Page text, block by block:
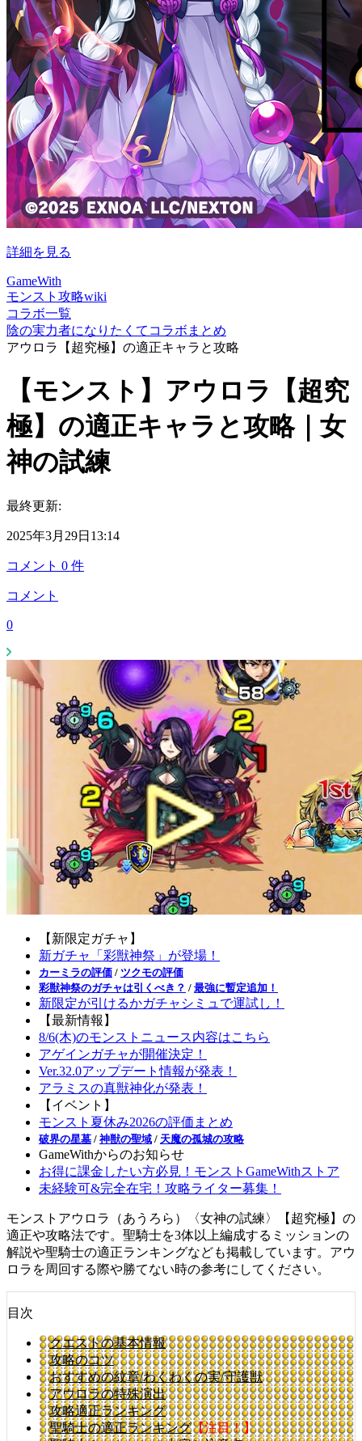
詳細を見る
GameWith
モンスト攻略wiki
コラボ一覧
陰の実力者になりたくてコラボまとめ
アウロラ【超究極】の適正キャラと攻略
【モンスト】アウロラ【超究
極】の適正キャラと攻略｜女
神の試練
最終更新:
2025年3月29日13:14
コメント 0 件
コメント
0
【新限定ガチャ】
新ガチャ「彩獣神祭」が登場！
カーミラの評価 / ツクモの評価
彩獣神祭のガチャは引くべき？ / 最強に暫定追加！
新限定が引けるかガチャシミュで運試し！
【最新情報】
8/6(木)のモンストニュース内容はこちら
アゲインガチャが開催決定！
Ver.32.0アップデート情報が発表！
アラミスの真獣神化が発表！
【イベント】
モンスト夏休み2026の評価まとめ
破界の星墓 / 神獣の聖域 / 天魔の孤城の攻略
GameWithからのお知らせ
お得に課金したい方必見！モンストGameWithストア
未経験可&完全在宅！攻略ライター募集！
モンストアウロラ（あうろら）〈女神の試練〉【超究極】の
適正や攻略法です。聖騎士を3体以上編成するミッションの
解説や聖騎士の適正ランキングなども掲載しています。アウ
ロラを周回する際や勝てない時の参考にしてください。
目次
クエストの基本情報
攻略のコツ
おすすめの紋章/わくわくの実/守護獣
アウロラの特殊演出
攻略適正ランキング
聖騎士の適正ランキング【注目！】